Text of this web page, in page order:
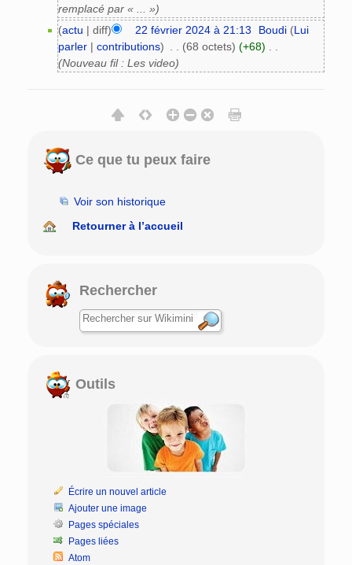
remplacé par « ... »)
(actu | diff) 22 février 2024 à 21:13 Boudi (Lui
parler| contributions) (68 octets) (+68)
(Nouveau fil : Les video)
Ce que tu peux faire
Voir son historique
Retourner à l’accueil
Rechercher
Outils
Écrire un nouvel article
Ajouter une image
Pages spéciales
Pages liées
Atom